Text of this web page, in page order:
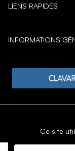
Ce site
LIENS RAPIDES
INFORMATIONS
DROIT